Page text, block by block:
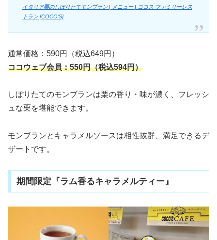
イタリア栗のしぼりたてモンブラン | メニュー | ココス ファミリーレス
トラン [COCO’S]
通常価格：590円（税込649円）
ココウェブ会員：550円（税込594円）
しぼりたてのモンブランは栗の香り・味が濃く、フレッシ
ュな栗を堪能できます。
モンブランとキャラメルソースは相性抜群、満足できるデ
ザートです。
期間限定『ラム香るキャラメルティー』